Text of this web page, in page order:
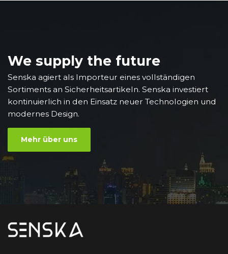
We supply the future
Senska agiert als Importeur eines vollständigen
Sortiments an Sicherheitsartikeln. Senska investiert
kontinuierlich in den Einsatz neuer Technologien und
modernes Design.
Mehr über uns